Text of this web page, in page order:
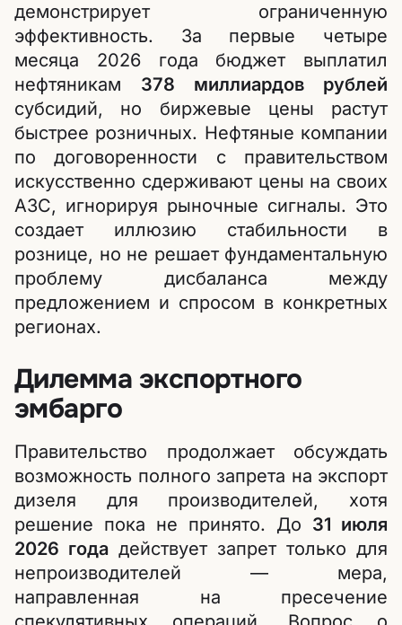
демонстрирует ограниченную
эффективность. За первые четыре
месяца 2026 года бюджет выплатил
нефтяникам 378 миллиардов рублей
субсидий, но биржевые цены растут
быстрее розничных. Нефтяные компании
по договоренности с правительством
искусственно сдерживают цены на своих
АЗС, игнорируя рыночные сигналы. Это
создает иллюзию стабильности в
рознице, но не решает фундаментальную
проблему дисбаланса между
предложением и спросом в конкретных
регионах.
Дилемма экспортного
эмбарго
Правительство продолжает обсуждать
возможность полного запрета на экспорт
дизеля для производителей, хотя
решение пока не принято. До 31 июля
2026 года действует запрет только для
непроизводителей — мера,
направленная на пресечение